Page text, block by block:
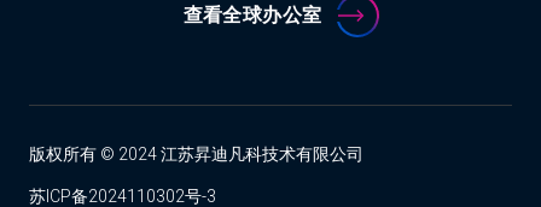
查看全球办公室
版权所有 © 2024 江苏昇迪凡科技术有限公司
苏ICP备2024110302号-3